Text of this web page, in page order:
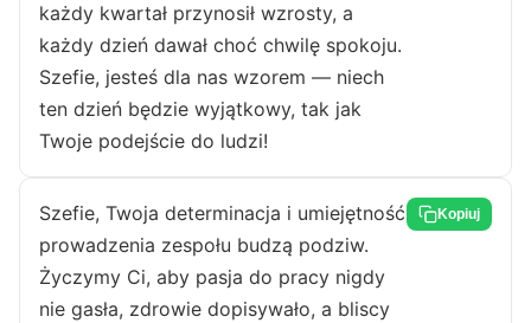
każdy kwartał przynosił wzrosty, a
każdy dzień dawał choć chwilę spokoju.
Szefie, jesteś dla nas wzorem — niech
ten dzień będzie wyjątkowy, tak jak
Twoje podejście do ludzi!
Szefie, Twoja determinacja i umiejętność
prowadzenia zespołu budzą podziw.
Życzymy Ci, aby pasja do pracy nigdy
nie gasła, zdrowie dopisywało, a bliscy
Kopiuj